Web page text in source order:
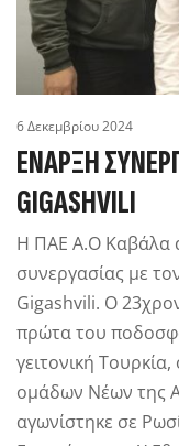
6 Δεκεμβρίου 2024
ΈΝΑΡΞΗ
GIGASHVILI
Η ΠΑΕ Α.Ο Καβάλα
συνεργασίας με
Gigashvili. Ο
πρώτα του
γειτονική
ομάδων Νέων της
αγωνίστηκε σε